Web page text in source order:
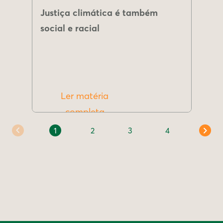
Justiça climática é também
social e racial
Ler matéria
completa
1 2 3 4